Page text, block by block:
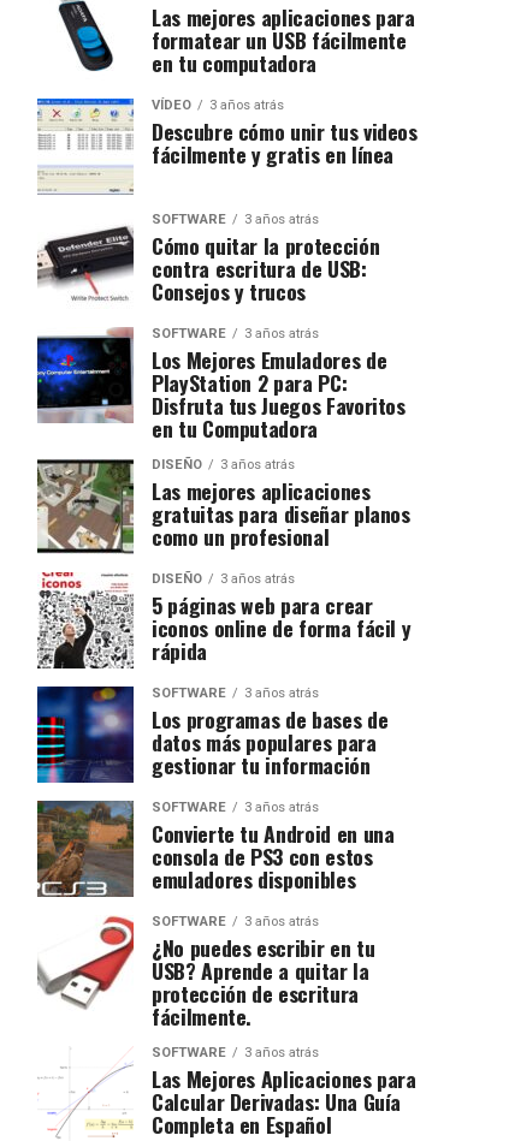
Las mejores aplicaciones para
formatear un USB fácilmente
en tu computadora
VÍDEO 3 años atrás
Descubre cómo unir tus videos
fácilmente y gratis en línea
SOFTWARE 3 años atrás
Cómo quitar la protección
contra escritura de USB:
Consejos y trucos
SOFTWARE 3 años atrás
Los Mejores Emuladores de
PlayStation 2 para PC:
Disfruta tus Juegos Favoritos
en tu Computadora
DISEÑO 3 años atrás
Las mejores aplicaciones
gratuitas para diseñar planos
como un profesional
DISEÑO 3 años atrás
5 páginas web para crear
iconos online de forma fácil y
rápida
SOFTWARE 3 años atrás
Los programas de bases de
datos más populares para
gestionar tu información
SOFTWARE 3 años atrás
Convierte tu Android en una
consola de PS3 con estos
emuladores disponibles
SOFTWARE 3 años atrás
¿No puedes escribir en tu
USB? Aprende a quitar la
protección de escritura
fácilmente.
SOFTWARE 3 años atrás
Las Mejores Aplicaciones para
Calcular Derivadas: Una Guía
Completa en Español